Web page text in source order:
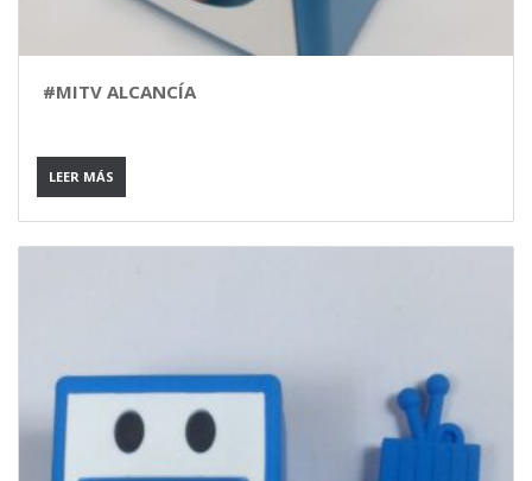
#MITV ALCANCÍA
LEER MÁS